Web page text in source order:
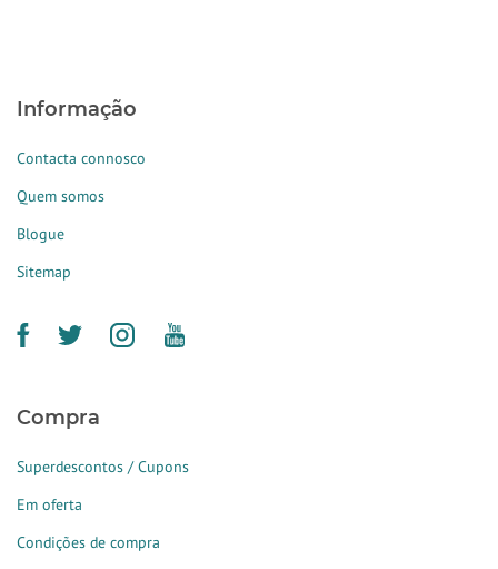
Informação
Contacta connosco
Quem somos
Blogue
Sitemap
Compra
Superdescontos / Cupons
Em oferta
Condições de compra